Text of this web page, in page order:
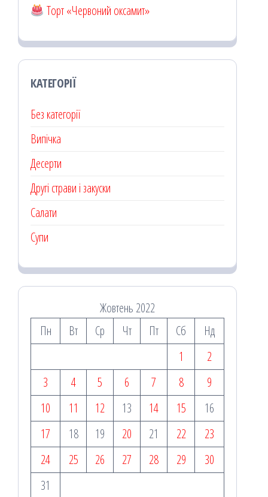
Торт «Червоний оксамит»
КАТЕГОРІЇ
Без категорії
Випічка
Десерти
Другі страви і закуски
Салати
Супи
Жовтень 2022
Пн
Вт Ср Чт Пт Сб
Нд
1
2
3
4 5 6 7 8
9
10
11 12 13 14 15
16
17
18 19 20 21 22
23
24
25 26 27 28 29
30
31